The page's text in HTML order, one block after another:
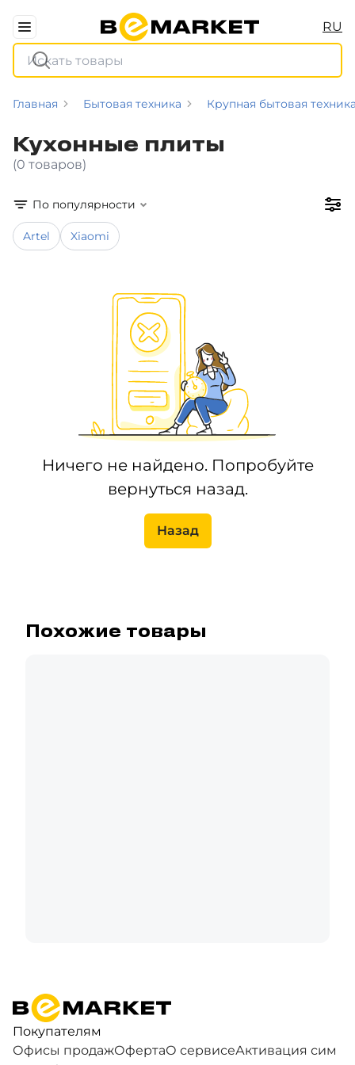
RU
Главная Бытовая техника Крупная бытовая
Кухонные плиты
(0 товаров)
По популярности
Artel Xiaomi
Ничего не найдено. Попробуйте
вернуться назад.
Назад
Похожие товары
Покупателям
Офисы продажОфертаО сервисеАктивация сим